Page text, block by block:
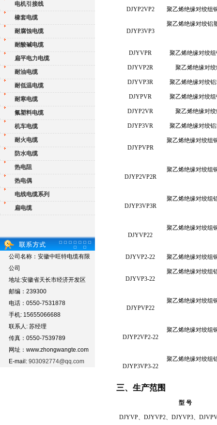
电机引接线
橡套电缆
耐腐蚀电缆
耐酸碱电缆
扁平电力电缆
耐油电缆
耐低温电缆
耐寒电缆
氟塑料电缆
机车电缆
耐火电缆
防水电缆
热电阻
热电偶
电线电缆系列
扁电缆
公司名称：安徽中旺特电缆有限
公司
地址:安徽省天长市经济开发区
邮编：239300
电话：0550-7531878
手机: 15655066688
联系人: 苏经理
传真：0550-7539789
网址：www.zhongwangte.com
E-mail: 903092774@qq.com
DJYP2VP2 聚乙烯绝缘对绞组
DJYP3VP3
聚乙烯绝缘对绞铝
DJYVPR 聚乙烯绝缘对绞
DJYVP2R 聚乙烯绝缘对
DJYVP3R 聚乙烯绝缘对绞
DJYPVR 聚乙烯绝缘对绞
DJYP2VR 聚乙烯绝缘对
DJYP3VR 聚乙烯绝缘对绞
DJYPVPR
聚乙烯绝缘对绞组
DJYP2VP2R
聚乙烯绝缘对绞组
DJYP3VP3R
聚乙烯绝缘对绞组
DJYVP22
聚乙烯绝缘对绞组
DJYVP2-22 聚乙烯绝缘对绞组
DJYVP3-22
聚乙烯绝缘对绞组
DJYPVP22
聚乙烯绝缘对绞组
DJYP2VP2-22
聚乙烯绝缘对绞组
DJYP3VP3-22
聚乙烯绝缘对绞组
三、生产范围
型 号
DJYVP、DJYVP2、DJYVP3、